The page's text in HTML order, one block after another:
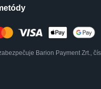
Barion Payment Zrt.,